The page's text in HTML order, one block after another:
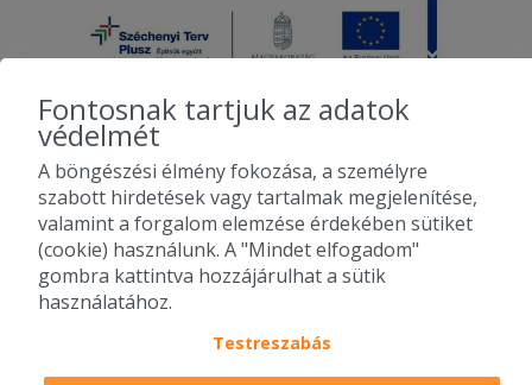
2010-2026 Copyright - Falatozz.hu - Diston-line Kft.
Pizza, gyros, hamburger, menük kedvező áron, egy helyen az összes
étterem ajánlata.
Fontosnak tartjuk az adatok
védelmét
A böngészési élmény fokozása, a személyre
szabott hirdetések vagy tartalmak megjelenítése,
valamint a forgalom elemzése érdekében sütiket
(cookie) használunk. A "Mindet elfogadom"
gombra kattintva hozzájárulhat a sütik
használatához.
Testreszabás